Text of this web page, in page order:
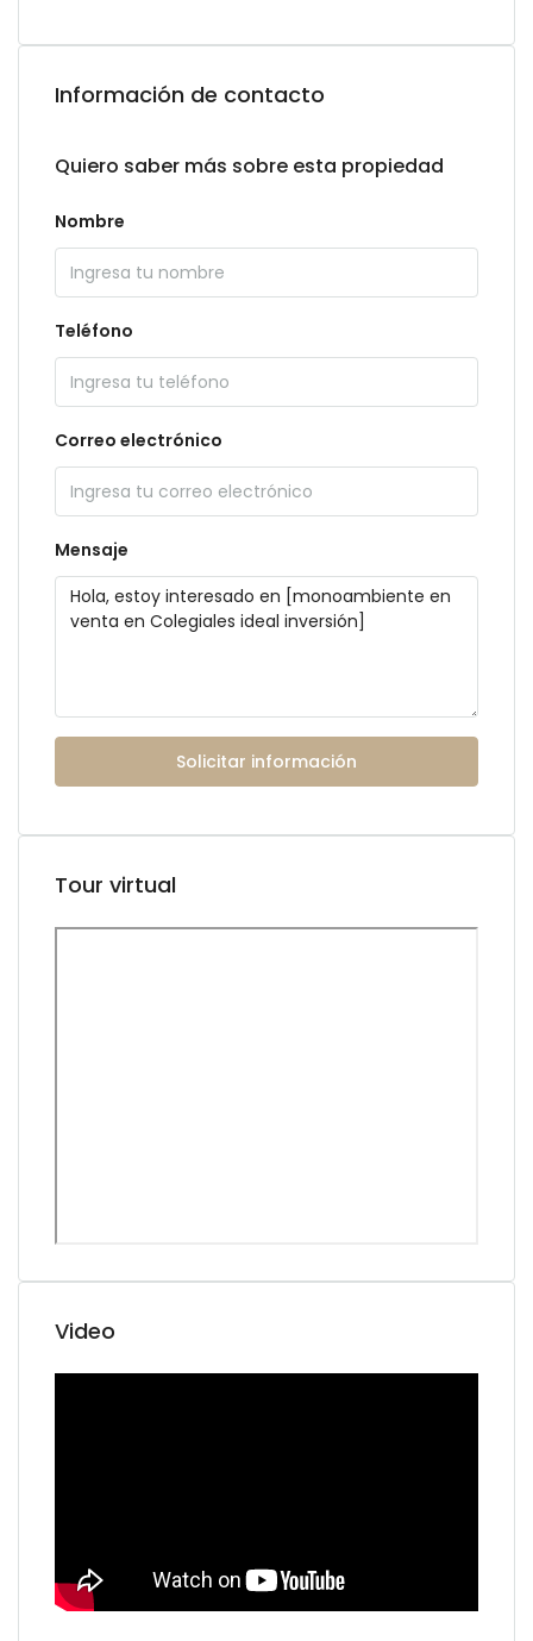
Información de contacto
Quiero saber más sobre esta propiedad
Nombre
Teléfono
Correo electrónico
Mensaje
Solicitar información
Tour virtual
Video